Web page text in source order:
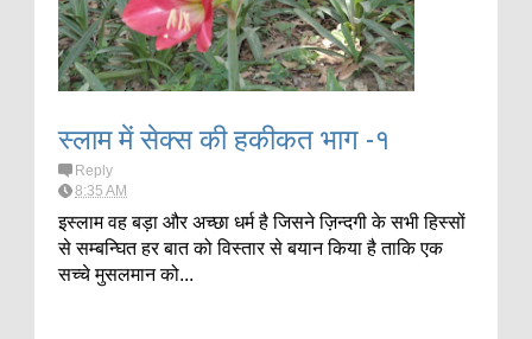
स्लाम में सेक्स की हकीकत भाग -१
Reply
8:35 AM
इस्लाम वह बड़ा और अच्छा धर्म है जिसने ज़िन्दगी के सभी हिस्सों
से सम्बन्घित हर बात को विस्तार से बयान किया है ताकि एक
सच्चे मुसलमान को...